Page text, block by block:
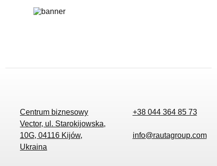
Centrum biznesowy
Vector, ul. Starokijowska,
10G, 04116 Kijów,
Ukraina
+38 044 364 85 73
info@rautagroup.com